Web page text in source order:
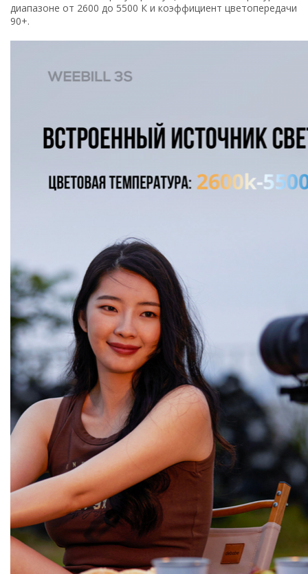
диапазоне от 2600 до 5500 К и коэффициент цветопередачи
90+.